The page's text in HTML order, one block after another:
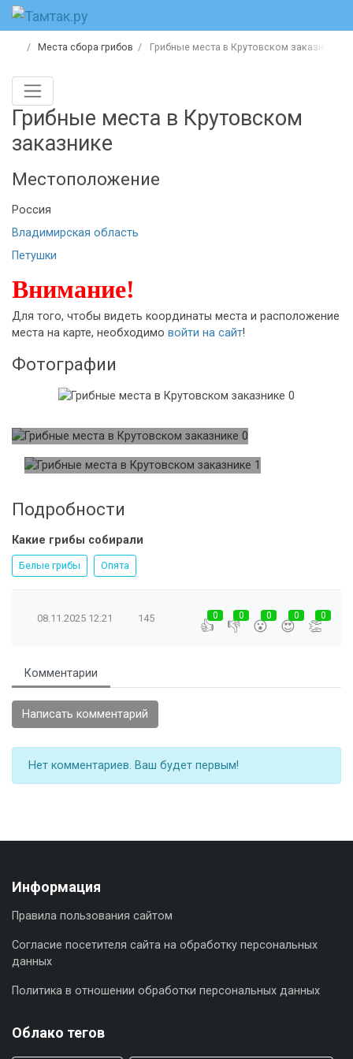
Места сбора грибов Грибные места в Крутовском заказнике
Грибные места в Крутовском
заказнике
Местоположение
Россия
Владимирская область
Петушки
Внимание!
Для того, чтобы видеть координаты места и расположение
места на карте, необходимо войти на сайт!
Фотографии
Подробности
Какие грибы собирали
Белые грибы Опята
08.11.2025 12:21 145 👍
0
👎
0
😮
0
😍
0
👏
0
Комментарии
Написать комментарий
Нет комментариев. Ваш будет первым!
Информация
Правила пользования сайтом
Согласие посетителя сайта на обработку персональных
данных
Политика в отношении обработки персональных данных
Облако тегов